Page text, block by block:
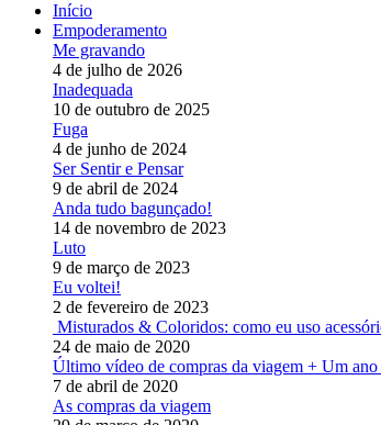
Início
Empoderamento
Me gravando
4 de julho de 2026
Inadequada
10 de outubro de 2025
Fuga
4 de junho de 2024
Ser Sentir e Pensar
9 de abril de 2024
Anda tudo bagunçado!
14 de novembro de 2023
Luto
9 de março de 2023
Eu voltei!
2 de fevereiro de 2023
Misturados & Coloridos: como eu uso
24 de maio de 2020
Último vídeo de compras da viagem + Um ano
7 de abril de 2020
As compras da viagem